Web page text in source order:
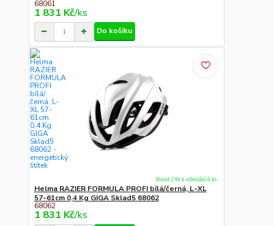
68061
1 831 Kč/ks
Do košíku
Helma RAZIER FORMULA PROFI bílá/černá, L-XL
57-61cm 0,4 Kg GIGA Sklad5 68062
68062
1 831 Kč/ks
Ihned-24h k odeslání 6 ks